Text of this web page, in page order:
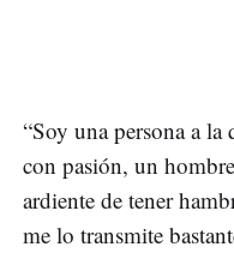
“Soy una persona a la
con pasión, un
ardiente de tener
me lo transmite